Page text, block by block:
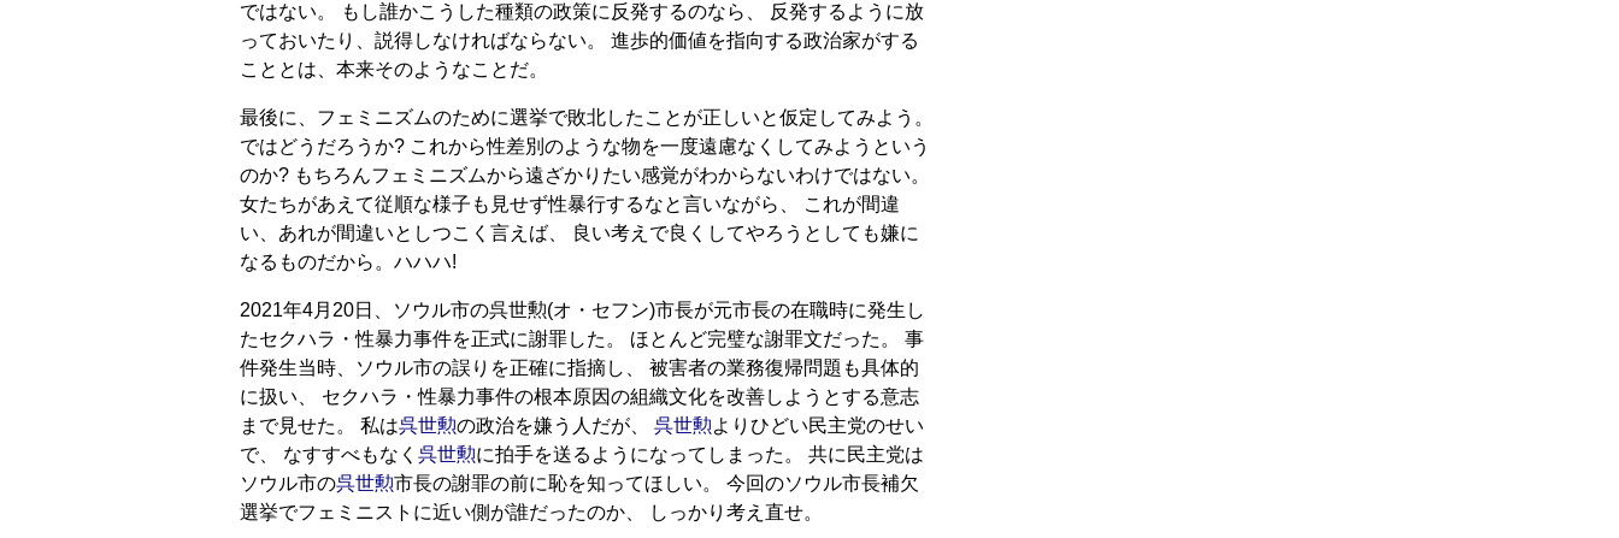
ではない。 もし誰かこうした種類の政策に反発するのなら、 反発するように放
っておいたり、説得しなければならない。 進歩的価値を指向する政治家がする
こととは、本来そのようなことだ。
最後に、フェミニズムのために選挙で敗北したことが正しいと仮定してみよう。
ではどうだろうか? これから性差別のような物を一度遠慮なくしてみようという
のか? もちろんフェミニズムから遠ざかりたい感覚がわからないわけではない。
女たちがあえて従順な様子も見せず性暴行するなと言いながら、 これが間違
い、あれが間違いとしつこく言えば、 良い考えで良くしてやろうとしても嫌に
なるものだから。ハハハ!
2021年4月20日、ソウル市の呉世勲(オ・セフン)市長が元市長の在職時に発生し
たセクハラ・性暴力事件を正式に謝罪した。 ほとんど完璧な謝罪文だった。 事
件発生当時、ソウル市の誤りを正確に指摘し、 被害者の業務復帰問題も具体的
に扱い、 セクハラ・性暴力事件の根本原因の組織文化を改善しようとする意志
まで見せた。 私は呉世勲の政治を嫌う人だが、呉世勲よりひどい民主党のせい
で、 なすすべもなく呉世勲に拍手を送るようになってしまった。 共に民主党は
ソウル市の呉世勲市長の謝罪の前に恥を知ってほしい。 今回のソウル市長補欠
選挙でフェミニストに近い側が誰だったのか、 しっかり考え直せ。